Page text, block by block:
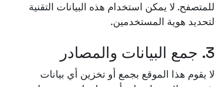
للمتصفح. لا يمكن استخدام هذه البيانات التقنية
لتحديد هوية المستخدمين.
3. جمع البيانات والمصادر
لا يقوم هذا الموقع بجمع أو تخزين أي بيانات